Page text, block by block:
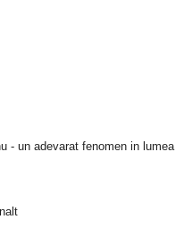
- un adevarat fenomen in lumea